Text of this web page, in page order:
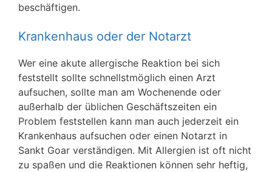
beschäftigen.
Krankenhaus oder der Notarzt
Wer eine akute allergische Reaktion bei sich
feststellt sollte schnellstmöglich einen Arzt
aufsuchen, sollte man am Wochenende oder
außerhalb der üblichen Geschäftszeiten ein
Problem feststellen kann man auch jederzeit ein
Krankenhaus aufsuchen oder einen Notarzt in
Sankt Goar verständigen. Mit Allergien ist oft nicht
zu spaßen und die Reaktionen können sehr heftig,